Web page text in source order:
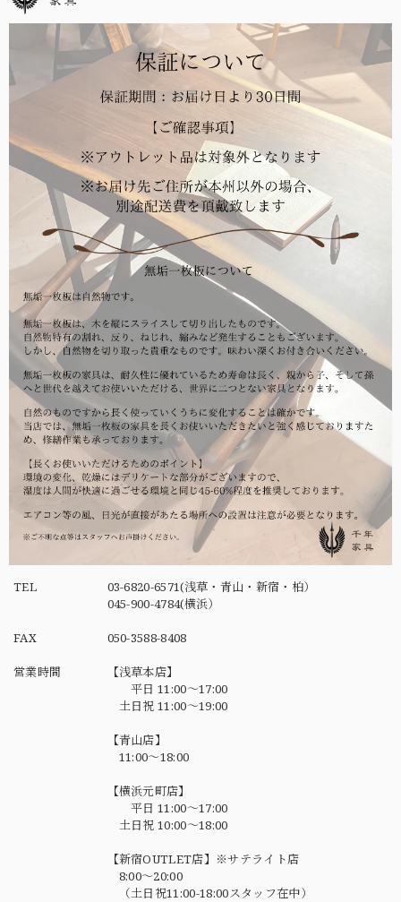
TEL
03-6820-6571(浅草・青山・新宿・柏）
045-900-4784(横浜）
FAX 050-3588-8408
営業時間
【浅草本店】
平日 11:00～17:00
土日祝 11:00～19:00
【青山店】
11:00～18:00
【横浜元町店】
平日 11:00～17:00
土日祝 10:00～18:00
【新宿OUTLET店】※サテライト店
8:00～20:00
（土日祝11:00-18:00スタッフ在中）